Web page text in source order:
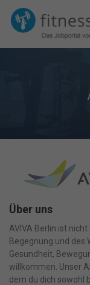
Über uns
AVIVA Berlin ist
Begegnung und des
Gesundheit,
willkommen. Unser
dem du dich sowohl